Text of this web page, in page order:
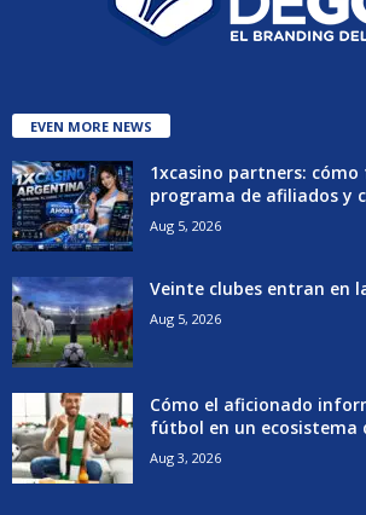
EVEN MORE NEWS
1xcasino partners: cómo
programa de afiliados y
Aug 5, 2026
Veinte clubes entran en
Aug 5, 2026
Cómo el aficionado
fútbol en un ecosistema
Aug 3, 2026